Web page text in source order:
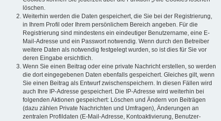
löschen.
Weiterhin werden die Daten gespeichert, die Sie bei der Registrierung,
in Ihrem Profil oder Ihrem persönlichem Bereich angeben. Für die
Registrierung sind mindestens ein eindeutiger Benutzername, eine E-
Mail-Adresse und ein Passwort notwendig. Wenn durch den Betreiber
weitere Daten als notwendig festgelegt wurden, so ist dies für Sie vor
deren Eingabe ersichtlich.
Wenn Sie einen Beitrag oder eine private Nachricht erstellen, so werden
die dort eingegebenen Daten ebenfalls gespeichert. Gleiches gilt, wenn
Sie einen Beitrag als Entwurf zwischenspeichern. In diesen Fällen wird
auch Ihre IP-Adresse gespeichert. Die IP-Adresse wird weiterhin bei
folgenden Aktionen gespeichert: Löschen und Ändern von Beiträgen
(dazu zählen Private Nachrichten und Umfragen), Änderungen an
zentralen Profildaten (E-Mail-Adresse, Kontoaktivierung, Benutzer-